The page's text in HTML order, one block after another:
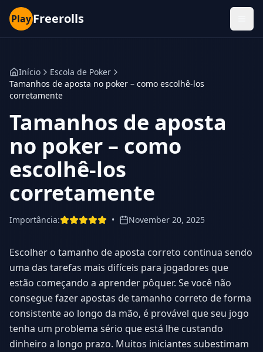
PlayFreerolls
Início
Escola de Poker
Tamanhos de aposta no poker – como escolhê-los
corretamente
Tamanhos de aposta
no poker – como
escolhê-los
corretamente
Importância: • November 20, 2025
Escolher o tamanho de aposta correto continua sendo
uma das tarefas mais difíceis para jogadores que
estão começando a aprender pôquer. Se você não
consegue fazer apostas de tamanho correto de forma
consistente ao longo da mão, é provável que seu jogo
tenha um problema sério que está lhe custando
dinheiro a longo prazo. Muitos iniciantes subestimam